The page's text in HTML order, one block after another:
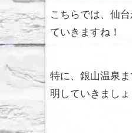
こちらでは、仙台
ていきますね！
特に、銀山温泉
明していきましょ